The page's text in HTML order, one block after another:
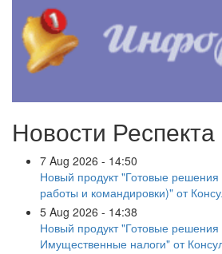
Новости Респекта
7 Aug 2026 - 14:50
Новый продукт "Готовые
работы и командировки)" от
5 Aug 2026 - 14:38
Новый продукт "Готовые
Имущественные налоги" от